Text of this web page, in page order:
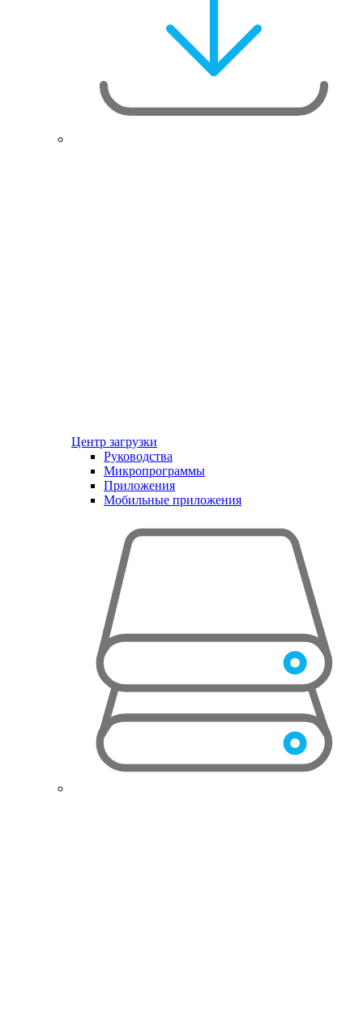
Центр загрузки
Руководства
Микропрограммы
Приложения
Мобильные приложения